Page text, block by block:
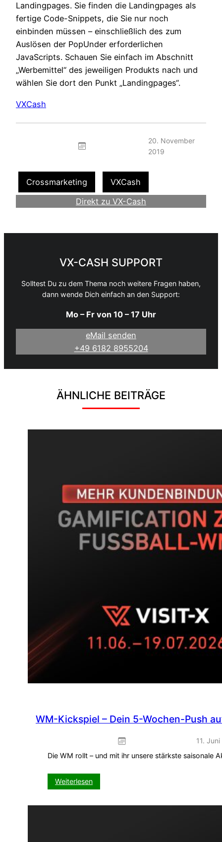
Landingpages. Sie finden die Landingpages als
fertige Code-Snippets, die Sie nur noch
einbinden müssen – einschließlich des zum
Auslösen der PopUnder erforderlichen
JavaScripts. Schauen Sie einfach im Abschnitt
„Werbemittel“ des jeweiligen Produkts nach und
wählen Sie dort den Punkt „Landingpages“.
VXCash
20. November
2019
Crossmarketing
VXCash
Direkt zu VX-Cash
VX-CASH SUPPORT
Solltest Du zu dem Thema noch weitere Fragen haben,
dann wende Dich einfach an den Support:
Mo – Fr von 10 – 17 Uhr
eMail senden
+49 6182 8955204
ÄHNLICHE BEITRÄGE
WM-Kickspiel – Dein 5-Wochen-Push
11.
Die WM rollt – und mit ihr unsere stärkste saisonale
Weiterlesen:
WM-